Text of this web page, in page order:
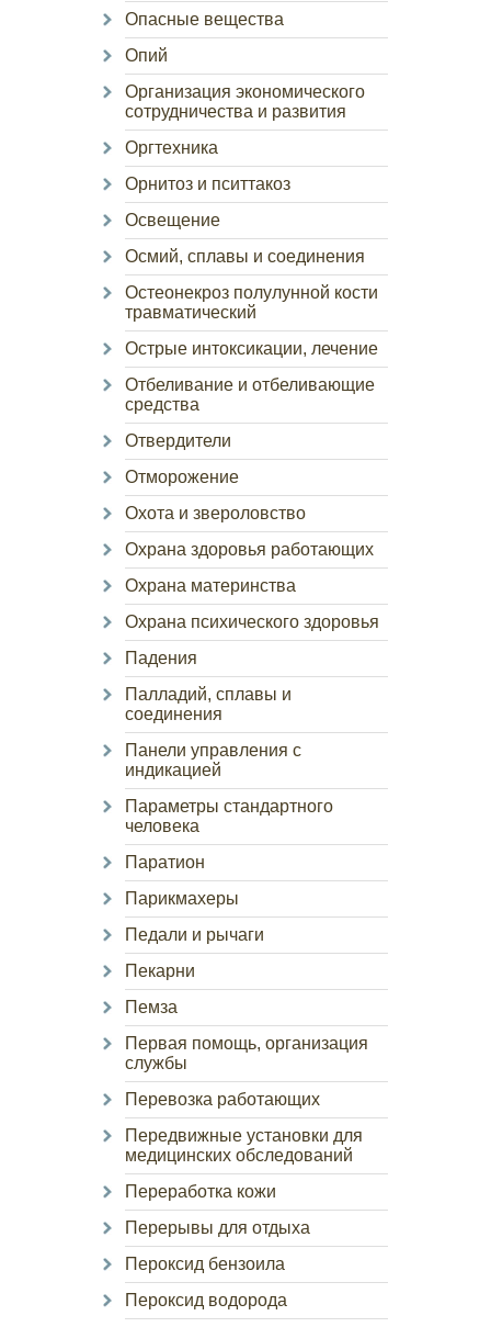
Опасные вещества
Опий
Организация экономического
сотрудничества и развития
Оргтехника
Орнитоз и пситтакоз
Освещение
Осмий, сплавы и соединения
Остеонекроз полулунной кости
травматический
Острые интоксикации, лечение
Отбеливание и отбеливающие
средства
Отвердители
Отморожение
Охота и звероловство
Охрана здоровья работающих
Охрана материнства
Охрана психического здоровья
Падения
Палладий, сплавы и
соединения
Панели управления с
индикацией
Параметры стандартного
человека
Паратион
Парикмахеры
Педали и рычаги
Пекарни
Пемза
Первая помощь, организация
службы
Перевозка работающих
Передвижные установки для
медицинских обследований
Переработка кожи
Перерывы для отдыха
Пероксид бензоила
Пероксид водорода